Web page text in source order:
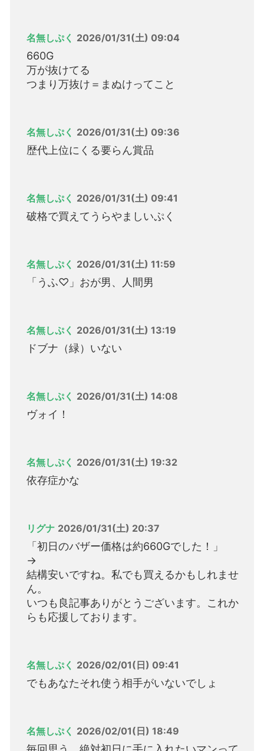
名無しぷく 2026/01/31(土) 09:04
660G
万が抜けてる
つまり万抜け＝まぬけってこと
名無しぷく 2026/01/31(土) 09:36
歴代上位にくる要らん賞品
名無しぷく 2026/01/31(土) 09:41
破格で買えてうらやましいぷく
名無しぷく 2026/01/31(土) 11:59
「うふ♡」おが男、人間男
名無しぷく 2026/01/31(土) 13:19
ドブナ（緑）いない
名無しぷく 2026/01/31(土) 14:08
ヴォイ！
名無しぷく 2026/01/31(土) 19:32
依存症かな
リグナ 2026/01/31(土) 20:37
「初日のバザー価格は約660Gでした！」
→
結構安いですね。私でも買えるかもしれませ
ん。
いつも良記事ありがとうございます。これか
らも応援しております。
名無しぷく 2026/02/01(日) 09:41
でもあなたそれ使う相手がいないでしょ
名無しぷく 2026/02/01(日) 18:49